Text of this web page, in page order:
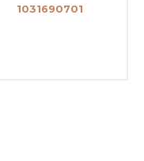
1031690701